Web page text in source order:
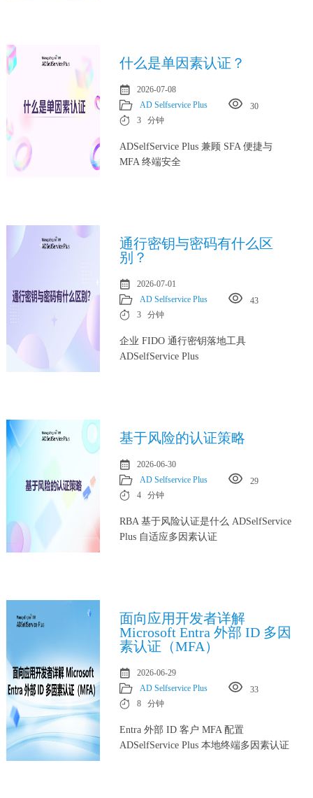
什么是单因素认证？
2026-07-08
AD Selfservice Plus
30
3 分钟
ADSelfService Plus 兼顾 SFA 便捷与
MFA 终端安全
通行密钥与密码有什么区
别？
2026-07-01
AD Selfservice Plus
43
3 分钟
企业 FIDO 通行密钥落地工具
ADSelfService Plus
基于风险的认证策略
2026-06-30
AD Selfservice Plus
29
4 分钟
RBA 基于风险认证是什么 ADSelfService
Plus 自适应多因素认证
面向应用开发者详解
Microsoft Entra 外部 ID 多因
素认证（MFA）
2026-06-29
AD Selfservice Plus
33
8 分钟
Entra 外部 ID 客户 MFA 配置
ADSelfService Plus 本地终端多因素认证